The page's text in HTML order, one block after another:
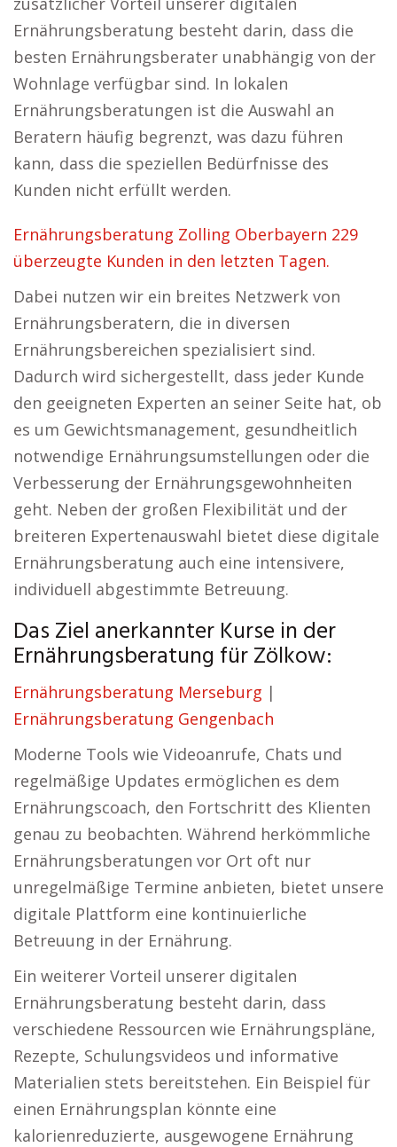
Ernährungsberatung besteht darin, dass die
besten Ernährungsberater unabhängig von der
Wohnlage verfügbar sind. In lokalen
Ernährungsberatungen ist die Auswahl an
Beratern häufig begrenzt, was dazu führen
kann, dass die speziellen Bedürfnisse des
Kunden nicht erfüllt werden.
Ernährungsberatung Zolling Oberbayern 229
überzeugte Kunden in den letzten Tagen.
Dabei nutzen wir ein breites Netzwerk von
Ernährungsberatern, die in diversen
Ernährungsbereichen spezialisiert sind.
Dadurch wird sichergestellt, dass jeder Kunde
den geeigneten Experten an seiner Seite hat, ob
es um Gewichtsmanagement, gesundheitlich
notwendige Ernährungsumstellungen oder die
Verbesserung der Ernährungsgewohnheiten
geht. Neben der großen Flexibilität und der
breiteren Expertenauswahl bietet diese digitale
Ernährungsberatung auch eine intensivere,
individuell abgestimmte Betreuung.
Das Ziel anerkannter Kurse in der
Ernährungsberatung für Zölkow:
Ernährungsberatung Merseburg |
Ernährungsberatung Gengenbach
Moderne Tools wie Videoanrufe, Chats und
regelmäßige Updates ermöglichen es dem
Ernährungscoach, den Fortschritt des Klienten
genau zu beobachten. Während herkömmliche
Ernährungsberatungen vor Ort oft nur
unregelmäßige Termine anbieten, bietet unsere
digitale Plattform eine kontinuierliche
Betreuung in der Ernährung.
Ein weiterer Vorteil unserer digitalen
Ernährungsberatung besteht darin, dass
verschiedene Ressourcen wie Ernährungspläne,
Rezepte, Schulungsvideos und informative
Materialien stets bereitstehen. Ein Beispiel für
einen Ernährungsplan könnte eine
kalorienreduzierte, ausgewogene Ernährung